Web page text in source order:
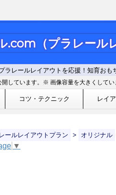
.com（プラレール
ラレールレイアウトを応援！知育お
開しています。※ 画像容量を大きくして
コツ・テクニック レイ
ールレイアウトプラン > オリジナル
▼